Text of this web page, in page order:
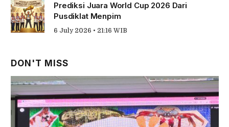
Prediksi Juara World Cup 2026 Dari
Pusdiklat Menpim
6 July 2026 • 21:16 WIB
DON'T MISS